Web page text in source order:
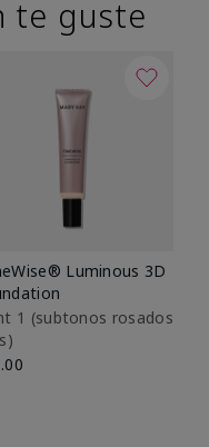
te guste
Luminous 3D
1​ (subtonos rosados